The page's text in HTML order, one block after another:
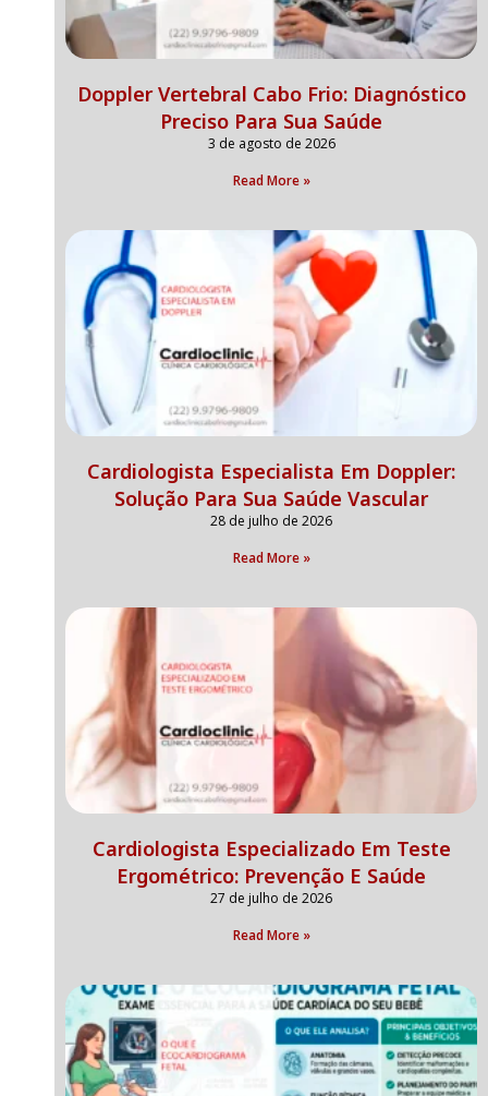
Doppler Vertebral Cabo Frio: Diagnóstico
Preciso Para Sua Saúde
3 de agosto de 2026
Read More »
Cardiologista Especialista Em Doppler:
Solução Para Sua Saúde Vascular
28 de julho de 2026
Read More »
Cardiologista Especializado Em Teste
Ergométrico: Prevenção E Saúde
27 de julho de 2026
Read More »